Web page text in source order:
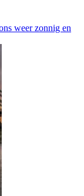
weer zonnig en